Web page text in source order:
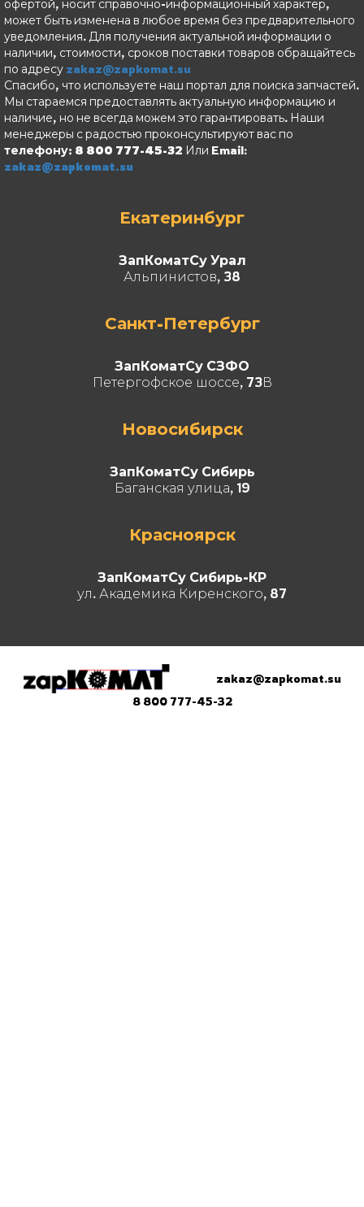
офертой, носит справочно-информационный характер,
может быть изменена в любое время без предварительного
уведомления. Для получения актуальной информации о
наличии, стоимости, сроков поставки товаров обращайтесь
по адресу zakaz@zapkomat.su
Спасибо, что используете наш портал для поиска запчастей.
Мы стараемся предоставлять актуальную информацию и
наличие, но не всегда можем это гарантировать. Наши
менеджеры с радостью проконсультируют вас по
телефону: 8 800 777-45-32 Или Email:
zakaz@zapkomat.su
Екатеринбург
ЗапКоматСу Урал
Альпинистов, 38
Санкт-Петербург
ЗапКоматСу СЗФО
Петергофское шоссе, 73В
Новосибирск
ЗапКоматСу Сибирь
Баганская улица, 19
Красноярск
ЗапКоматСу Сибирь-КР
ул. Академика Киренского, 87
zakaz@zapkomat.su
8 800 777-45-32